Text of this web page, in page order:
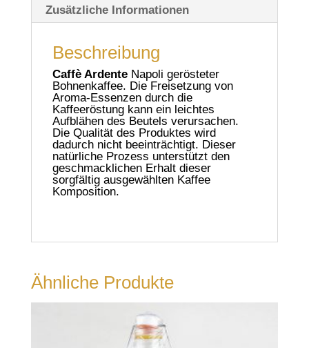
Zusätzliche Informationen
Beschreibung
Caffè Ardente Napoli gerösteter
Bohnenkaffee. Die Freisetzung von
Aroma-Essenzen durch die
Kaffeeröstung kann ein leichtes
Aufblähen des Beutels verursachen.
Die Qualität des Produktes wird
dadurch nicht beeinträchtigt. Dieser
natürliche Prozess unterstützt den
geschmacklichen Erhalt dieser
sorgfältig ausgewählten Kaffee
Komposition.
Ähnliche Produkte